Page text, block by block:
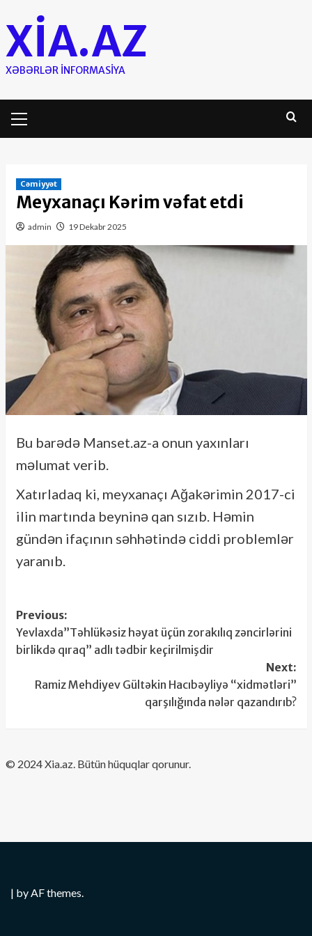
to
content
XIA.AZ
XƏBƏRLƏR INFORMASIYA
Menu
Cəmiyyət
Meyxanaçı Kərim vəfat etdi
admin 19 Dekabr 2025
Bu barədə Manset.az-a onun yaxınları
məlumat verib.
Xatırladaq ki, meyxanaçı Ağakərimin 2017-ci
ilin martında beyninə qan sızıb. Həmin
gündən ifaçının səhhətində ciddi problemlər
yaranıb.
Post
navigation
Previous:
Yevlaxda”Təhlükəsiz həyat üçün zorakılıq zəncirlərini
birlikdə qıraq” adlı tədbir keçirilmişdir
Next:
Ramiz Mehdiyev Gültəkin Hacıbəyliyə “xidmətləri”
qarşılığında nələr qazandırıb?
​© 2024 Xia.az. Bütün hüquqlar qorunur.
| by AF themes.